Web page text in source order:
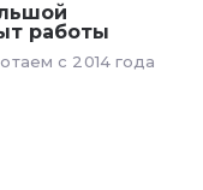
работы
с 2014 года